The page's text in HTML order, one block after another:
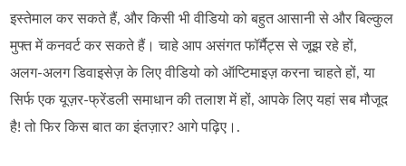
इस्तेमाल कर सकते हैं, और किसी भी वीडियो को बहुत आसानी से और बिल्कुल
मुफ्त में कनवर्ट कर सकते हैं। चाहे आप असंगत फॉर्मैट्स से जूझ रहे हों,
अलग‑अलग डिवाइसेज़ के लिए वीडियो को ऑप्टिमाइज़ करना चाहते हों, या
सिर्फ एक यूज़र‑फ्रेंडली समाधान की तलाश में हों, आपके लिए यहां सब मौजूद
है! तो फिर किस बात का इंतज़ार? आगे पढ़िए।.